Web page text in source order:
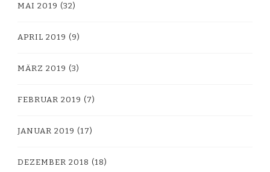
MAI 2019 (32)
APRIL 2019 (9)
MÄRZ 2019 (3)
FEBRUAR 2019 (7)
JANUAR 2019 (17)
DEZEMBER 2018 (18)